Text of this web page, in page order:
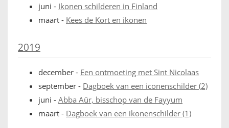
FRANÇAIS
juni - Ikonen schilderen in Finland
maart - Kees de Kort en ikonen
2019
december - Een ontmoeting met Sint Nicolaas
september - Dagboek van een iconenschilder (2)
juni - Abba Aūr, bisschop van de Fayyum
maart - Dagboek van een ikonenschilder (1)